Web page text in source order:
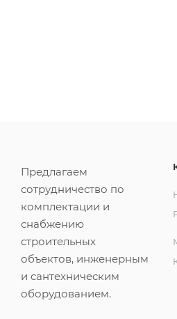
Предлагаем
сотрудничество по
комплектации и
снабжению
строительных
объектов, инженерным
и сантехническим
оборудованием.